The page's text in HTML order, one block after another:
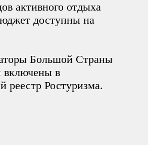
активного отдыха
доступны на
Большой Страны
включены в
реестр Ростуризма.